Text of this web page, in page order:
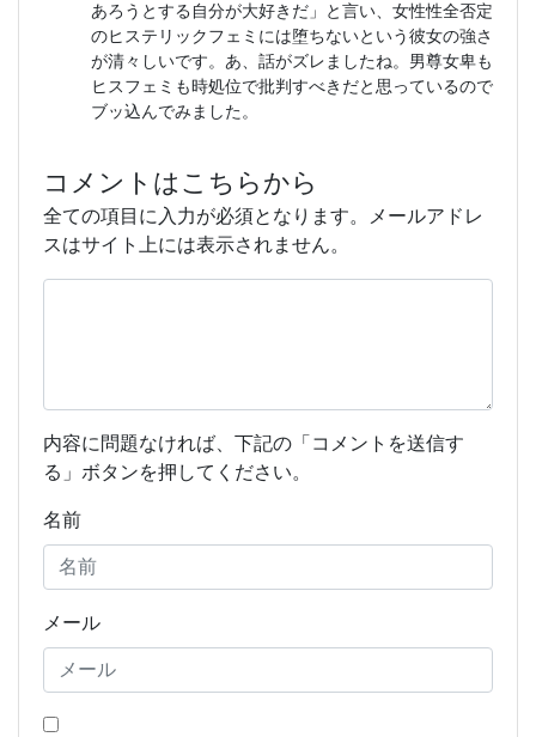
あろうとする自分が大好きだ」と言い、女性性全否定
のヒステリックフェミには堕ちないという彼女の強さ
が清々しいです。あ、話がズレましたね。男尊女卑も
ヒスフェミも時処位で批判すべきだと思っているので
ブッ込んでみました。
コメントはこちらから
全ての項目に入力が必須となります。メールアドレ
スはサイト上には表示されません。
内容に問題なければ、下記の「コメントを送信す
る」ボタンを押してください。
名前
メール